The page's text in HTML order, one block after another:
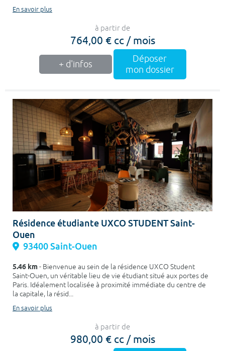
En savoir plus
à partir de
764,00 € cc / mois
+ d'infos
Déposer
mon dossier
Résidence étudiante UXCO STUDENT Saint-
Ouen
93400 Saint-Ouen
5.46 km- Bienvenue au sein de la résidence UXCO Student
Saint-Ouen, un véritable lieu de vie étudiant situé aux portes de
Paris. Idéalement localisée à proximité immédiate du centre de
la capitale, la résid...
En savoir plus
à partir de
980,00 € cc / mois